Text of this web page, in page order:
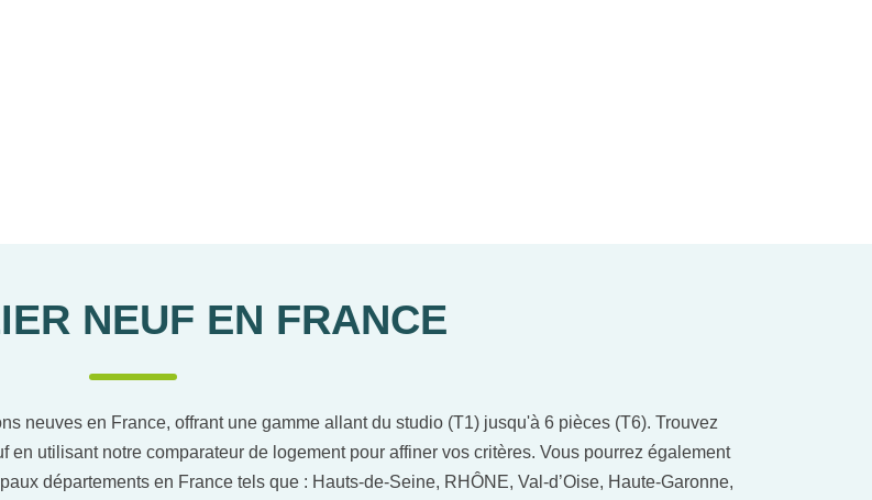
NEUF EN FRANCE
neuves en France, offrant une gamme allant du studio (T1) jusqu'à 6 pièces (T6). Trouvez
utilisant notre comparateur de logement pour affiner vos critères. Vous pourrez également
départements en France tels que : Hauts-de-Seine, RHÔNE, Val-d’Oise, Haute-Garonne,